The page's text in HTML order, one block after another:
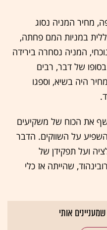
מחיר המניה נסוג
במניות המם פחתה,
המניה נסחרה בירידה
בסופו של דבר, רבים
היה בשיא, וספגו
את הכוח של משקיעים
על השווקים. הדבר
ועל תפקידן של
שהייתה אז כלי
אותי